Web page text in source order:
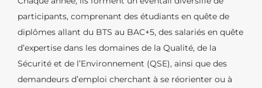
participants, comprenant des étudiants en quête de
diplômes allant du BTS au BAC+5, des salariés en quête
d’expertise dans les domaines de la Qualité, de la
Sécurité et de l’Environnement (QSE), ainsi que des
demandeurs d’emploi cherchant à se réorienter ou à